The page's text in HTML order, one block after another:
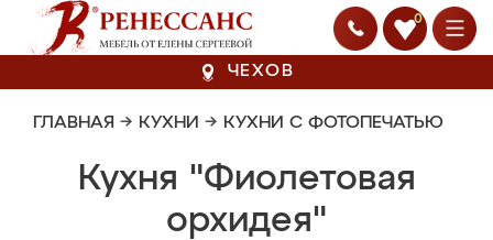
0
ЧЕХОВ
ГЛАВНАЯ → КУХНИ → КУХНИ С ФОТОПЕЧАТЬЮ
Кухня "Фиолетовая
орхидея"